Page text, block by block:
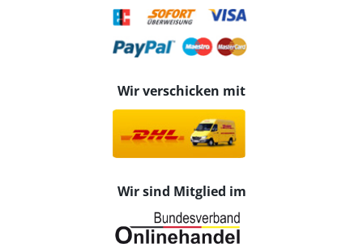
Wir verschicken mit
Wir sind Mitglied im